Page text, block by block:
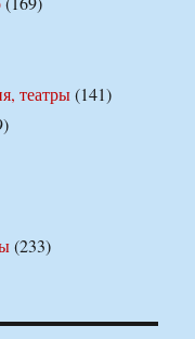
театры(141)
(233)